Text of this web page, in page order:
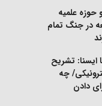
حوزه علمیه
در جنگ تمام
ایسنا: تشریح
چه
دادن